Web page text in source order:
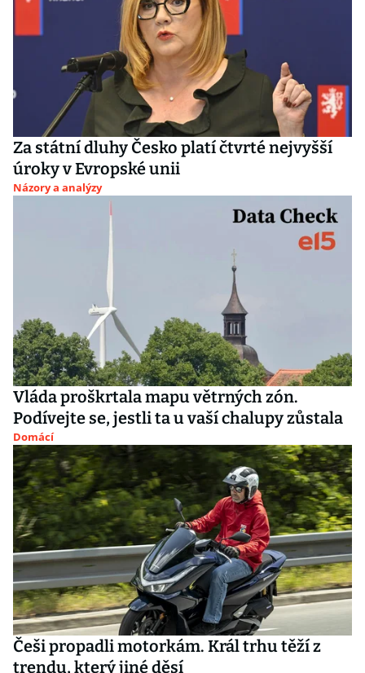
Za státní dluhy Česko platí čtvrté nejvyšší
úroky v Evropské unii
Názory a analýzy
Vláda proškrtala mapu větrných zón.
Podívejte se, jestli ta u vaší chalupy zůstala
Domácí
Češi propadli motorkám. Král trhu těží z
trendu, který jiné děsí